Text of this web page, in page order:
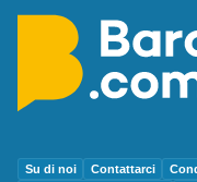
Su di noi Contattarci